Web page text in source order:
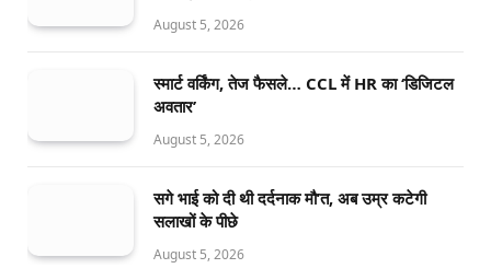
August 5, 2026
स्मार्ट वर्किंग, तेज फैसले… CCL में HR का ‘डिजिटल
अवतार’
August 5, 2026
सगे भाई को दी थी दर्दनाक मौ’त, अब उम्र कटेगी
सलाखों के पीछे
August 5, 2026